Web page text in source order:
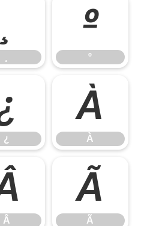
º
º
¿
À
À
Â
Ã
Ã